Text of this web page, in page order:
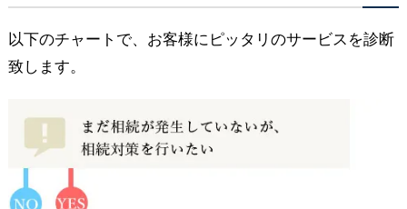
以下のチャートで、お客様にピッタリのサービスを診断
致します。